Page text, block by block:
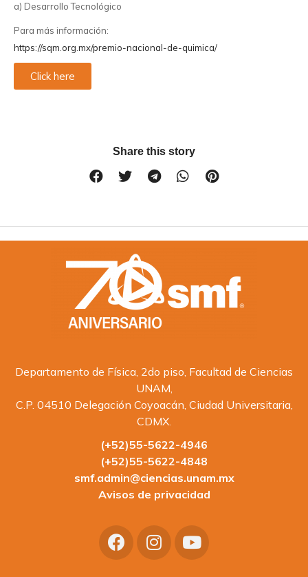
a) DesarrolloTecnológico
Para más información:
https://sqm.org.mx/premio-nacional-de-quimica/
Click here
Share this story
Departamento de Física, 2do piso, Facultad de Ciencias
UNAM,
C.P. 04510 Delegación Coyoacán, Ciudad Universitaria,
CDMX.
(+52)55-5622-4946
(+52)55-5622-4848
smf.admin@ciencias.unam.mx
Avisos de privacidad